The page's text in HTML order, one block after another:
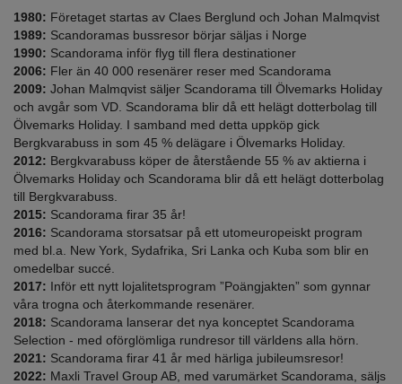
1980: Företaget startas av Claes Berglund och Johan Malmqvist
1989: Scandoramas bussresor börjar säljas i Norge
1990: Scandorama inför flyg till flera destinationer
2006: Fler än 40 000 resenärer reser med Scandorama
2009: Johan Malmqvist säljer Scandorama till Ölvemarks Holiday
och avgår som VD. Scandorama blir då ett helägt dotterbolag till
Ölvemarks Holiday. I samband med detta uppköp gick
Bergkvarabuss in som 45 % delägare i Ölvemarks Holiday.
2012: Bergkvarabuss köper de återstående 55 % av aktierna i
Ölvemarks Holiday och Scandorama blir då ett helägt dotterbolag
till Bergkvarabuss.
2015: Scandorama firar 35 år!
2016: Scandorama storsatsar på ett utomeuropeiskt program
med bl.a. New York, Sydafrika, Sri Lanka och Kuba som blir en
omedelbar succé.
2017: Inför ett nytt lojalitetsprogram ”Poängjakten” som gynnar
våra trogna och återkommande resenärer.
2018: Scandorama lanserar det nya konceptet Scandorama
Selection - med oförglömliga rundresor till världens alla hörn.
2021: Scandorama firar 41 år med härliga jubileumsresor!
2022: Maxli Travel Group AB, med varumärket Scandorama, säljs